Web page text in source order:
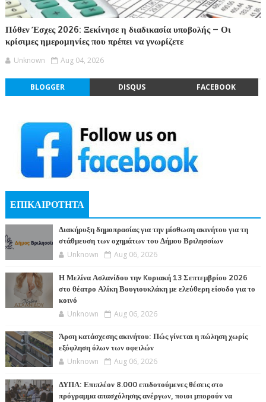
Πόθεν Έσχες 2026: Ξεκίνησε η διαδικασία υποβολής – Οι
κρίσιμες ημερομηνίες που πρέπει να γνωρίζετε
Unknown Aug 04, 2026
BLOGGER DISQUS FACEBOOK
ΕΠΙΚΑΙΡΟΤΗΤΑ
Διακήρυξη δημοπρασίας για την μίσθωση ακινήτου για τη
στάθμευση των οχημάτων του Δήμου Βριλησσίων
Unknown Aug 06, 2026
Η Μελίνα Ασλανίδου την Kυριακή 13 Σεπτεμβρίου 2026
στο θέατρο Αλίκη Βουγιουκλάκη με ελεύθερη είσοδο για το
κοινό
Unknown Aug 06, 2026
Άρση κατάσχεσης ακινήτου: Πώς γίνεται η πώληση χωρίς
εξόφληση όλων των οφειλών
Unknown Aug 06, 2026
ΔΥΠΑ: Επιπλέον 8.000 επιδοτούμενες θέσεις στο
πρόγραμμα απασχόλησης ανέργων, ποιοι μπορούν να